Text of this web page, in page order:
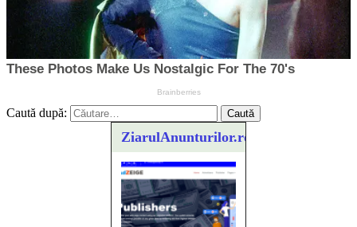
Caută după:
ZiarulAnunturilor.ro